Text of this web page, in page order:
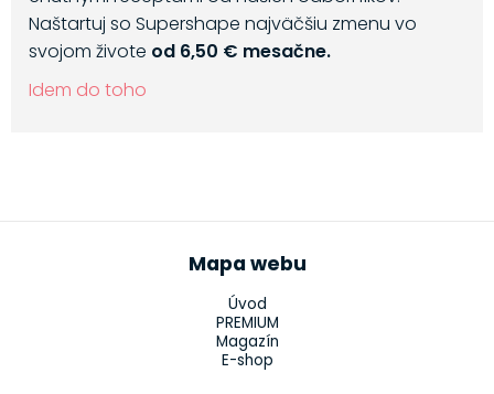
Naštartuj so Supershape najväčšiu zmenu vo
svojom živote od 6,50 € mesačne.
Idem do toho
Mapa webu
Úvod
PREMIUM
Magazín
E-shop